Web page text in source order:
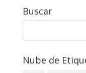
Buscar
Nube de